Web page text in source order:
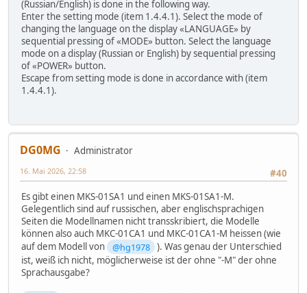
(Russian/English) is done in the following way.
Enter the setting mode (item 1.4.4.1). Select the mode of
changing the language on the display «LANGUAGE» by
sequential pressing of «MODE» button. Select the language
mode on a display (Russian or English) by sequential pressing
of «POWER» button.
Escape from setting mode is done in accordance with (item
1.4.4.1).
DG0MG
Administrator
#40
16. Mai 2026, 22:58
Es gibt einen MKS-01SA1 und einen MKS-01SA1-M.
Gelegentlich sind auf russischen, aber englischsprachigen
Seiten die Modellnamen nicht transskribiert, die Modelle
können also auch MKC-01CA1 und MKC-01CA1-M heissen (wie
auf dem Modell von
@hg1978 ). Was genau der Unterschied
ist, weiß ich nicht, möglicherweise ist der ohne "-M" der ohne
Sprachausgabe?